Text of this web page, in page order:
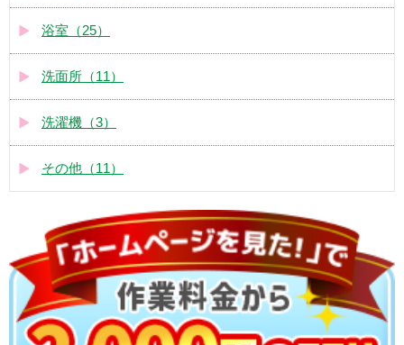
浴室（25）
洗面所（11）
洗濯機（3）
その他（11）